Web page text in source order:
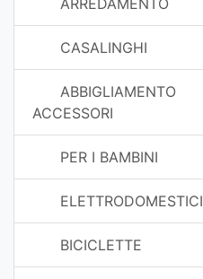
ARREDAMENTO
CASALINGHI
ABBIGLIAMENTO
ACCESSORI
PER I BAMBINI
ELETTRODOMESTICI
BICICLETTE